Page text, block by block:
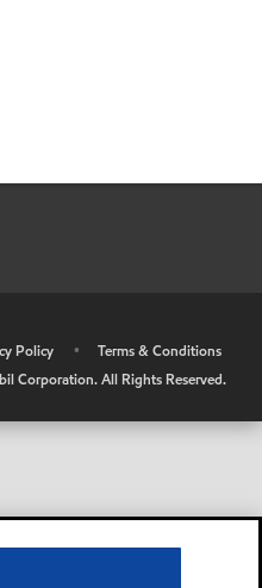
Policy •
Terms & Conditions
Corporation. All Rights Reserved.